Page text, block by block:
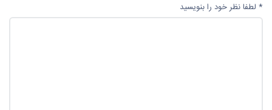
* لطفا نظر خود را بنویسید